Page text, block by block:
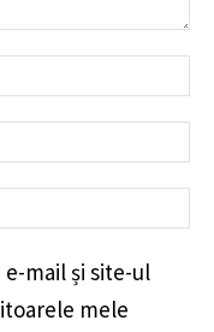
mail și site-ul
mele